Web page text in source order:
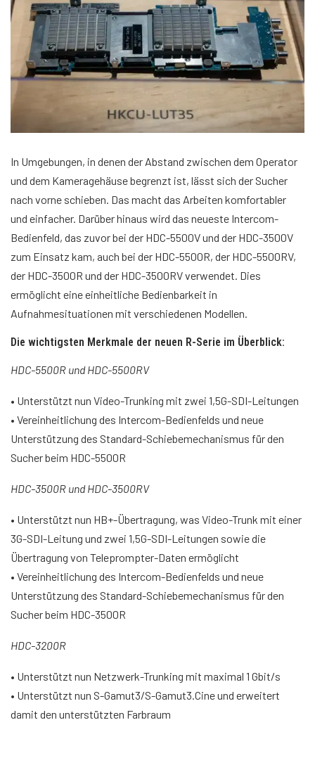
In Umgebungen, in denen der Abstand zwischen dem Operator
und dem Kameragehäuse begrenzt ist, lässt sich der Sucher
nach vorne schieben. Das macht das Arbeiten komfortabler
und einfacher. Darüber hinaus wird das neueste Intercom-
Bedienfeld, das zuvor bei der HDC-5500V und der HDC-3500V
zum Einsatz kam, auch bei der HDC-5500R, der HDC-5500RV,
der HDC-3500R und der HDC-3500RV verwendet. Dies
ermöglicht eine einheitliche Bedienbarkeit in
Aufnahmesituationen mit verschiedenen Modellen.
Die wichtigsten Merkmale der neuen R-Serie im Überblick:
HDC-5500R und HDC-5500RV
• Unterstützt nun Video-Trunking mit zwei 1,5G-SDI-Leitungen
• Vereinheitlichung des Intercom-Bedienfelds und neue
Unterstützung des Standard-Schiebemechanismus für den
Sucher beim HDC-5500R
HDC-3500R und HDC-3500RV
• Unterstützt nun HB+-Übertragung, was Video-Trunk mit einer
3G-SDI-Leitung und zwei 1,5G-SDI-Leitungen sowie die
Übertragung von Teleprompter-Daten ermöglicht
• Vereinheitlichung des Intercom-Bedienfelds und neue
Unterstützung des Standard-Schiebemechanismus für den
Sucher beim HDC-3500R
HDC-3200R
• Unterstützt nun Netzwerk-Trunking mit maximal 1 Gbit/s
• Unterstützt nun S-Gamut3/S-Gamut3.Cine und erweitert
damit den unterstützten Farbraum